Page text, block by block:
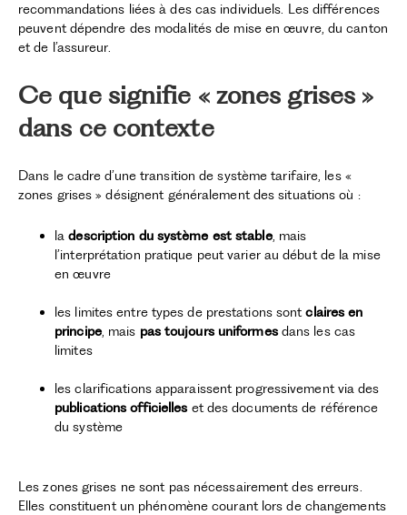
recommandations liées à des cas individuels. Les différences
peuvent dépendre des modalités de mise en œuvre, du canton
et de l’assureur.
Ce que signifie « zones grises »
dans ce contexte
Dans le cadre d’une transition de système tarifaire, les «
zones grises » désignent généralement des situations où :
ladescription du système est stable, mais
l’interprétation pratique peut varier au début de la mise
en œuvre
les limites entre types de prestations sontclaires en
principe, mais pas toujours uniformesdans les cas
limites
les clarifications apparaissent progressivement via des
publications officielleset des documents de référence
du système
Les zones grises ne sont pas nécessairement des erreurs.
Elles constituent un phénomène courant lors de changements